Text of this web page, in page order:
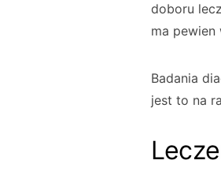
doboru
ma pewien
Badania
jest to na